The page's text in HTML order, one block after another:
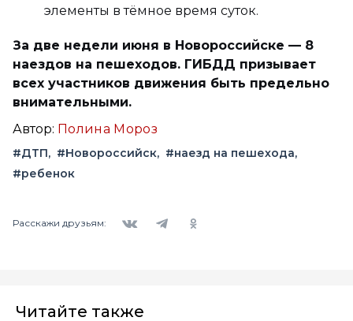
элементы в тёмное время суток.
За две недели июня в Новороссийске — 8
наездов на пешеходов. ГИБДД призывает
всех участников движения быть предельно
внимательными.
Автор: Полина Мороз
#ДТП #Новороссийск
#наезд на пешехода
#ребенок
Расскажи друзьям:
Читайте также